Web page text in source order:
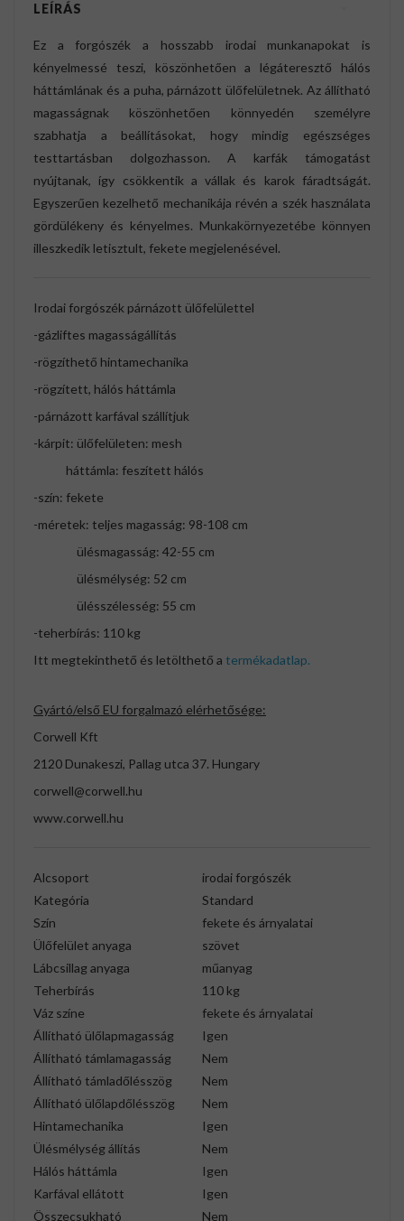
LEÍRÁS
Ez a forgószék a hosszabb irodai munkanapokat is
kényelmessé teszi, köszönhetően a légáteresztő hálós
háttámlának és a puha, párnázott ülőfelületnek. Az állítható
magasságnak köszönhetően könnyedén személyre
szabhatja a beállításokat, hogy mindig egészséges
testtartásban dolgozhasson. A karfák támogatást
nyújtanak, így csökkentik a vállak és karok fáradtságát.
Egyszerűen kezelhető mechanikája révén a szék használata
gördülékeny és kényelmes. Munkakörnyezetébe könnyen
illeszkedik letisztult, fekete megjelenésével.
Irodai forgószék párnázott ülőfelülettel
-gázliftes magasságállítás
-rögzíthető hintamechanika
-rögzített, hálós háttámla
-párnázott karfával szállítjuk
-kárpit: ülőfelületen: mesh
háttámla: feszített hálós
-szín: fekete
-méretek: teljes magasság: 98-108 cm
ülésmagasság: 42-55 cm
ülésmélység: 52 cm
ülésszélesség: 55 cm
-teherbírás: 110 kg
Itt megtekinthető és letölthető a termékadatlap.
Gyártó/első EU forgalmazó elérhetősége:
Corwell Kft
2120 Dunakeszi, Pallag utca 37. Hungary
corwell@corwell.hu
www.corwell.hu
Alcsoport
irodai forgószék
Kategória
Standard
Szín
fekete és árnyalatai
Ülőfelület anyaga
szövet
Lábcsillag anyaga
műanyag
Teherbírás
110 kg
Váz színe
fekete és árnyalatai
Állítható ülőlapmagasság
Igen
Állítható támlamagasság
Nem
Állítható támladőlésszög
Nem
Állítható ülőlapdőlésszög
Nem
Hintamechanika
Igen
Ülésmélység állítás
Nem
Hálós háttámla
Igen
Karfával ellátott
Igen
Összecsukható
Nem